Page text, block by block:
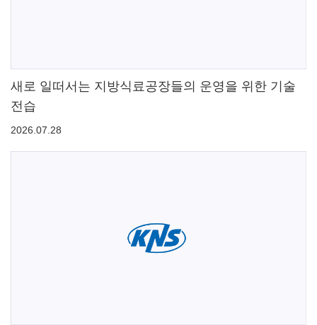
새로 일떠서는 지방식료공장들의 운영을 위한 기술
전습
2026.07.28